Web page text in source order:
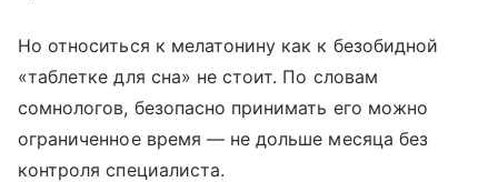
Но относиться к мелатонину как к безобидной
«таблетке для сна» не стоит. По словам
сомнологов, безопасно принимать его можно
ограниченное время — не дольше месяца без
контроля специалиста.